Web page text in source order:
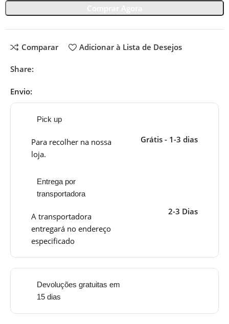
Comparar Adicionar à Lista de Desejos
Share:
Envio:
Pick up
Para recolher na nossa
loja.
Grátis - 1-3 dias
Entrega por
transportadora
A transportadora
entregará no endereço
especificado
2-3 Dias
Devoluções gratuitas em
15 dias